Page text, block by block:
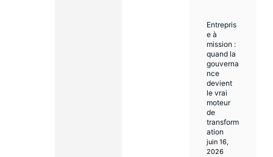
Entrepris
e à
mission :
quand la
gouverna
nce
devient
le vrai
moteur
de
transform
ation
juin 16,
2026